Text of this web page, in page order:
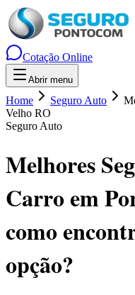
Cotação Online
Abrir menu
Home Seguro Auto
Velho RO
Seguro Auto
Melhores
Carro em
como
opção?